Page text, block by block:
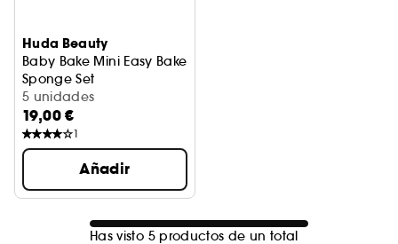
Huda Beauty
Baby Bake Mini Easy Bake
Sponge Set
Conjunto de miniesponjas de maquillaje
5 unidades
19,00 €
1
Añadir
Has visto 5 productos de un total